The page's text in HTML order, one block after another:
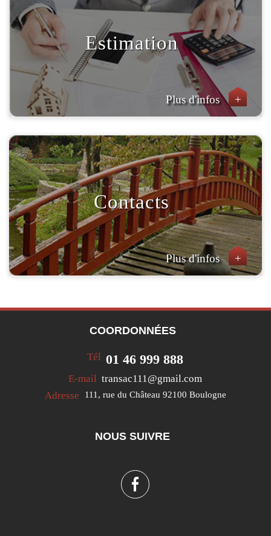
Estimation
Plus d'infos +
Contacts
Plus d'infos +
COORDONNÉES
Tél 01 46 999 888
E-mail transac111@gmail.com
Adresse
111, rue du Château 92100 Boulogne
NOUS SUIVRE